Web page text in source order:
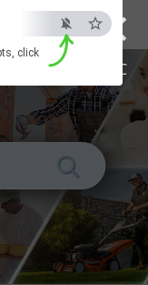
×
ESC
click